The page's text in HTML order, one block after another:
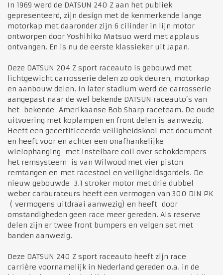
In 1969 werd de DATSUN 240 Z aan het publiek
gepresenteerd, zijn design met de kenmerkende lange
motorkap met daaronder zijn 6 cilinder in lijn motor
ontworpen door Yoshihiko Matsuo werd met applaus
ontvangen. En is nu de eerste klassieker uit Japan.
Deze DATSUN 204 Z sport raceauto is gebouwd met
lichtgewicht carrosserie delen zo ook deuren, motorkap
en aanbouw delen. In later stadium werd de carrosserie
aangepast naar de wel bekende DATSUN raceauto’s van
het bekende Amerikaanse Bob Sharp raceteam. De oude
uitvoering met koplampen en front delen is aanwezig.
Heeft een gecertificeerde veiligheidskooi met document
en heeft voor en achter een onafhankelijke
wielophanging met instelbare coil over schokdempers
het remsysteem is van Wilwood met vier piston
remtangen en met racestoel en veiligheidsgordels. De
nieuw gebouwde 3.1 stroker motor met drie dubbel
weber carburateurs heeft een vermogen van 300 DIN PK
( vermogens uitdraai aanwezig) en heeft door
omstandigheden geen race meer gereden. Als reserve
delen zijn er twee front bumpers en velgen set met
banden aanwezig.
Deze DATSUN 240 Z sport raceauto heeft zijn race
carrière voornamelijk in Nederland gereden o.a. in de